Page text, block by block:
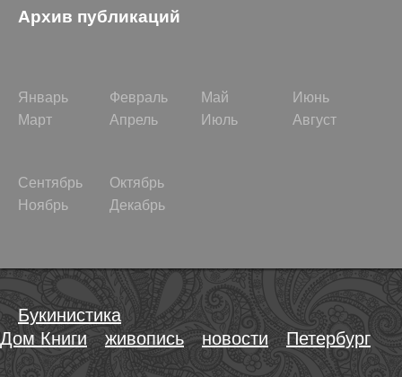
Архив публикаций
Январь
Февраль
Март
Апрель
Май
Июнь
Июль
Август
Сентябрь
Октябрь
Ноябрь
Декабрь
Букинистика
Дом Книги
живопись новости Петербург